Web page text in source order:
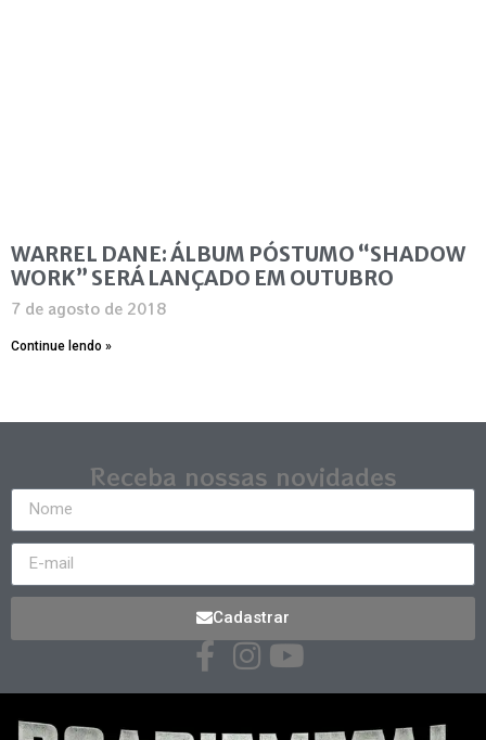
WARREL DANE: ÁLBUM PÓSTUMO “SHADOW
WORK” SERÁ LANÇADO EM OUTUBRO
7 de agosto de 2018
Continue lendo »
Receba nossas novidades
Cadastrar